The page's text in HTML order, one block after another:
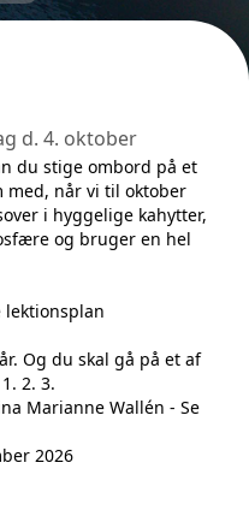
d. 4. oktober
du stige ombord på et
med, når vi til oktober
i hyggelige kahytter,
og bruger en hel
lektionsplan
Og du skal gå på et af
2. 3.
Marianne Wallén - Se
2026